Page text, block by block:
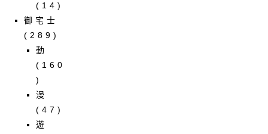
(14)
御宅士
(289)
動
(160
)
漫
(47)
遊